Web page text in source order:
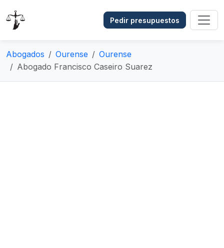
Pedir presupuestos
Abogados Ourense
Ourense
Abogado Francisco Caseiro Suarez